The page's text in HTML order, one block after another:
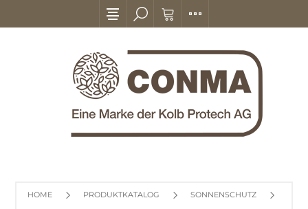
HOME PRODUKTKATALOG SONNENSCHUTZ